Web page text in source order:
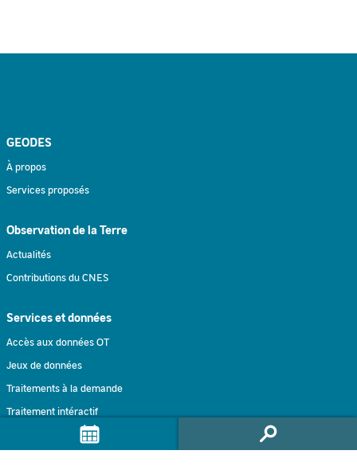
GEODES
À propos
Services proposés
Observation de la Terre
Actualités
Contributions du CNES
Services et données
Accès aux données OT
Jeux de données
Traitements à la demande
Traitement intéractif
Formulaire de contact